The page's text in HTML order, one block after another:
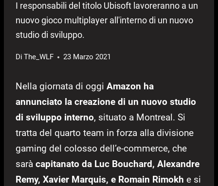
I responsabili del titolo Ubisoft lavoreranno a un
nuovo gioco multiplayer all'interno di un nuovo
studio di sviluppo.
Di The_WLF 23 Marzo 2021
Nella giornata di oggi Amazon ha
annunciato la creazione di un nuovo studio
di sviluppo interno, situato a Montreal. Si
tratta del quarto team in forza alla divisione
gaming del colosso dell’e-commerce, che
sarà capitanato da Luc Bouchard, Alexandre
Remy, Xavier Marquis, e Romain Rimokh e si